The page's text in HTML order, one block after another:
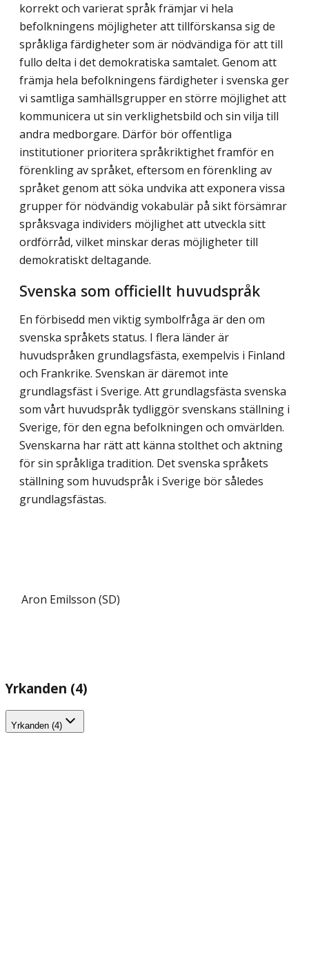
korrekt och varierat språk främjar vi hela
befolkningens möjligheter att tillförskansa sig de
språkliga färdigheter som är nödvändiga för att till
fullo delta i det demokratiska samtalet. Genom att
främja hela befolkningens färdigheter i svenska ger
vi samtliga samhällsgrupper en större möjlighet att
kommunicera ut sin verklighetsbild och sin vilja till
andra medborgare. Därför bör offentliga
institutioner prioritera språkriktighet framför en
förenkling av språket, efter­som en förenkling av
språket genom att söka undvika att exponera vissa
grupper för nödvändig vokabulär på sikt försämrar
språksvaga individers möjlighet att utveckla sitt
ordförråd, vilket minskar deras möjligheter till
demokratiskt deltagande.
Svenska som officiellt huvudspråk
En förbisedd men viktig symbolfråga är den om
svenska språkets status. I flera länder är
huvudspråken grundlagsfästa, exempelvis i Finland
och Frankrike. Svenskan är däremot inte
grundlagsfäst i Sverige. Att grundlagsfästa svenska
som vårt huvudspråk tydliggör svenskans ställning i
Sverige, för den egna befolkningen och omvärlden.
Svenskarna har rätt att känna stolthet och aktning
för sin språkliga tradition. Det svenska språkets
ställning som huvudspråk i Sverige bör således
grundlagsfästas.
Aron Emilsson (SD)
Yrkanden (4)
Yrkanden (4)